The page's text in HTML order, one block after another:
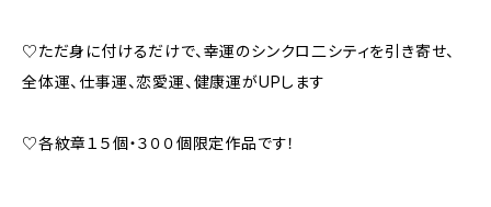
♡ただ身に付けるだけで、幸運のシンクロ二シティを引き寄せ、
全体運、仕事運、恋愛運、健康運がUPします
♡各紋章１５個・３００個限定作品です！